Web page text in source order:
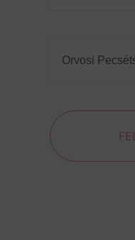
Pecsétszám